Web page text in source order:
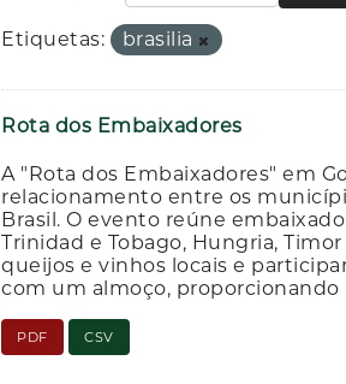
Etiquetas: brasilia
Rota dos Embaixadores
A "Rota dos Embaixadores" em
relacionamento entre os
Brasil. O evento reúne
Trinidad e Tobago, Hungria,
queijos e vinhos locais e
com um almoço,
PDF CSV